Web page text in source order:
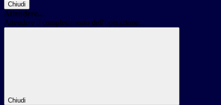
Chiudi
Attendere...
Attendere il completamento dell'operazione...
Chiudi